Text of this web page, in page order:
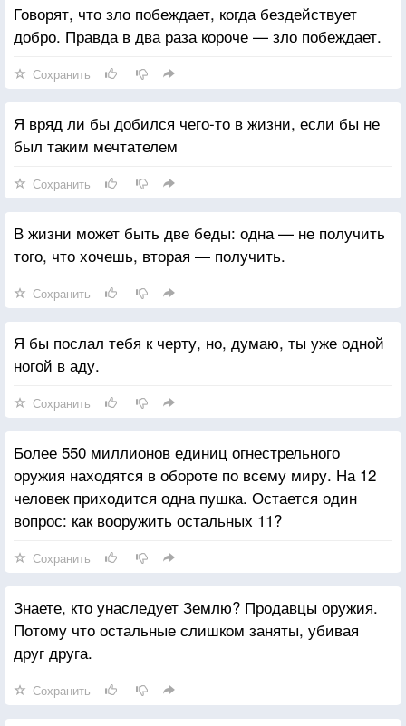
Говорят, что зло побеждает, когда бездействует
добро. Правда в два раза короче — зло побеждает.
Сохранить
Я вряд ли бы добился чего-то в жизни, если бы не
был таким мечтателем
Сохранить
В жизни может быть две беды: одна — не получить
того, что хочешь, вторая — получить.
Сохранить
Я бы послал тебя к черту, но, думаю, ты уже одной
ногой в аду.
Сохранить
Более 550 миллионов единиц огнестрельного
оружия находятся в обороте по всему миру. На 12
человек приходится одна пушка. Остается один
вопрос: как вооружить остальных 11?
Сохранить
Знаете, кто унаследует Землю? Продавцы оружия.
Потому что остальные слишком заняты, убивая
друг друга.
Сохранить